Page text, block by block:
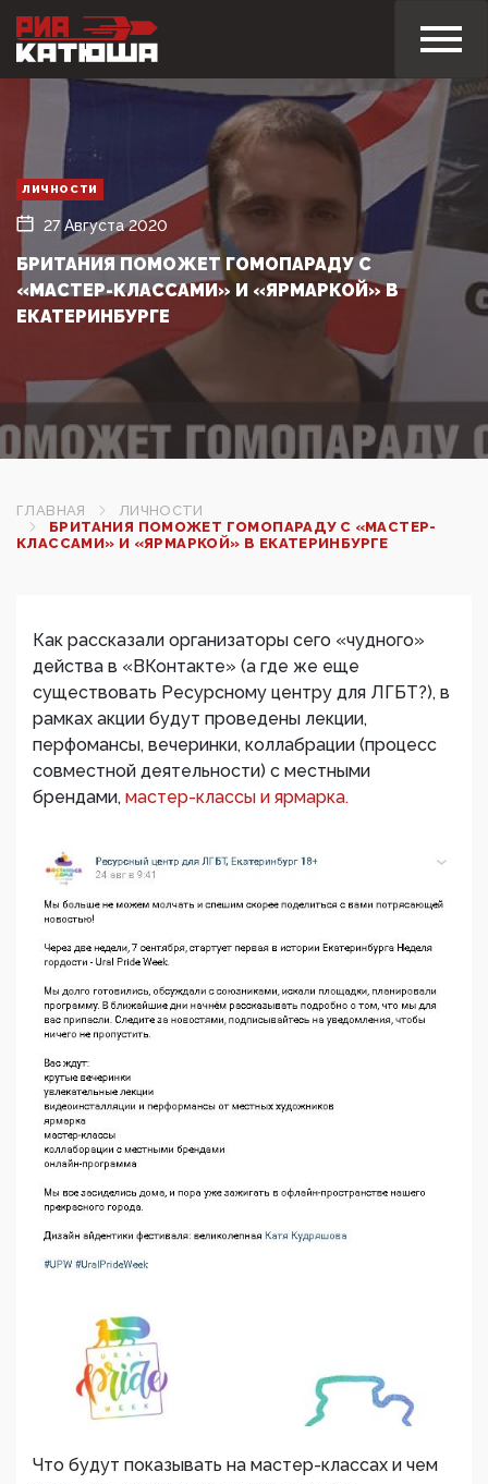
ЛИЧНОСТИ
27 Августа 2020
БРИТАНИЯ ПОМОЖЕТ ГОМОПАРАДУ С
«МАСТЕР-КЛАССАМИ» И «ЯРМАРКОЙ» В
ЕКАТЕРИНБУРГЕ
ГЛАВНАЯ
ЛИЧНОСТИ
БРИТАНИЯ ПОМОЖЕТ ГОМОПАРАДУ С «МАСТЕР-
КЛАССАМИ» И «ЯРМАРКОЙ» В ЕКАТЕРИНБУРГЕ
Как рассказали организаторы сего «чудного»
действа в «ВКонтакте» (а где же еще
существовать Ресурсному центру для ЛГБТ?), в
рамках акции будут проведены лекции,
перфомансы, вечеринки, коллабрации (процесс
совместной деятельности) с местными
брендами, мастер-классы и ярмарка.
Что будут показывать на мастер-классах и чем